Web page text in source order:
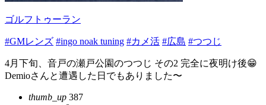
ゴルフトゥーラン
#GMレンズ #ingo noak tuning #カメ活 #広島 #つつじ
4月下旬、音戸の瀬戸公園のつつじ その2 完全に夜明け後😁
Demioさんと遭遇した日でもありました〜
thumb_up 387